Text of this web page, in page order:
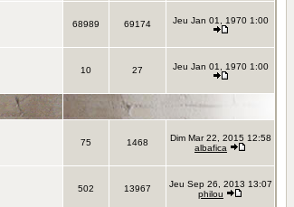
68989 69174 Jeu Jan 01, 1970 1:00
10 27 Jeu Jan 01, 1970 1:00
75 1468
Dim Mar 22, 2015 12:58
albafica
502 13967
Jeu Sep 26, 2013 13:07
philou